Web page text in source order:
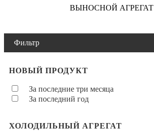
ВЫНОСНОЙ АГРЕГАТ
Фильтр
НОВЫЙ ПРОДУКТ
За последние три месяца
За последний год
ХОЛОДИЛЬНЫЙ АГРЕГАТ